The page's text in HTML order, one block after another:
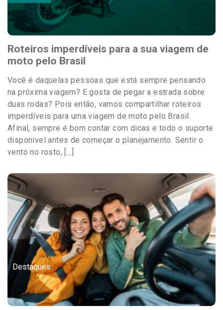
Roteiros imperdíveis para a sua viagem de
moto pelo Brasil
Você é daquelas pessoas que está sempre pensando
na próxima viagem? E gosta de pegar a estrada sobre
duas rodas? Pois então, vamos compartilhar roteiros
imperdíveis para uma viagem de moto pelo Brasil.
Afinal, sempre é bom contar com dicas e todo o suporte
disponível antes de começar o planejamento. Sentir o
vento no rosto, […]
Destaques